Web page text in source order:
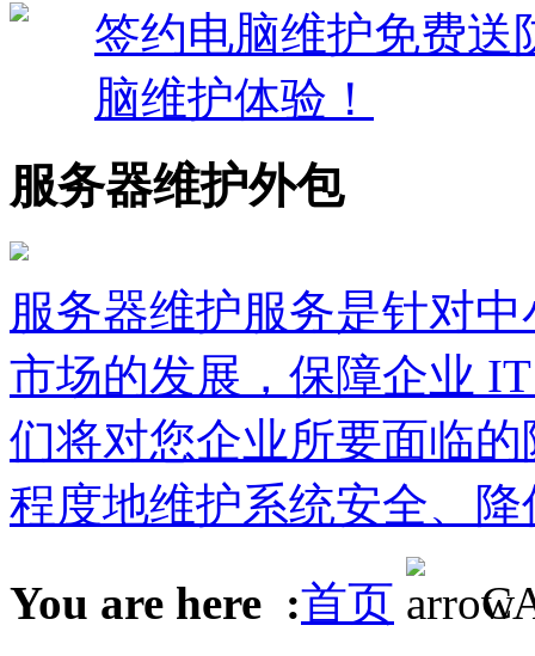
签约电脑维护免费送
脑维护体验！
服务器维护外包
服务器维护服务是针对
市场的发展，保障企业
们将对您企业所要面临
程度地维护系统安全、
You are here :首页